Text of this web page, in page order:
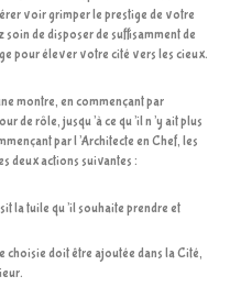
voir grimper le prestige de votre
de disposer de suffisamment de
pour élever votre cité vers les cieux.
montre, en commençant par
de rôle, jusqu’à ce qu’il n’y ait plus
par l’Architecte en Chef, les
deux actions suivantes :
la tuile qu’il souhaite prendre et
choisie doit être ajoutée dans la Cité,